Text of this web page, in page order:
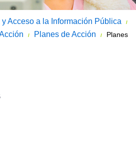
Acceso a la Información Pública /
/ Planes de Acción /
Planes